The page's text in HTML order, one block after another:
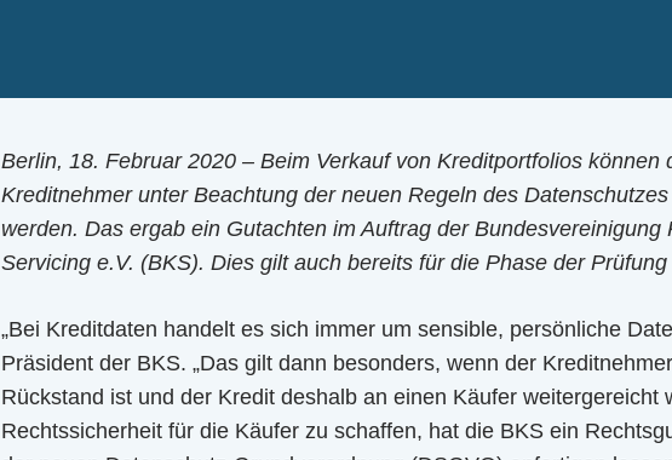
Berlin, 18. Februar 2020 – Beim Verkauf von Kreditportfolios können
Kreditnehmer unter Beachtung der neuen Regeln des
werden. Das ergab ein Gutachten im Auftrag der Bundesvereinigung
Servicing e.V. (BKS). Dies gilt auch bereits für die Phase der
„Bei Kreditdaten handelt es sich immer um sensible, persönliche
Präsident der BKS. „Das gilt dann besonders, wenn der
Rückstand ist und der Kredit deshalb an einen Käufer weitergereicht
Rechtssicherheit für die Käufer zu schaffen, hat die BKS ein